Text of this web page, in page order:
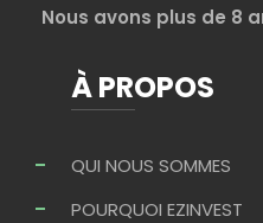
Nous avons plus de 8
À PROPOS
QUI NOUS SOMMES
POURQUOI EZINVEST